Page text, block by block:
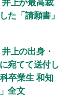
井上が最高裁
た「請願書」
上の出身・
宛てて送付し
卒業生 和知
全文